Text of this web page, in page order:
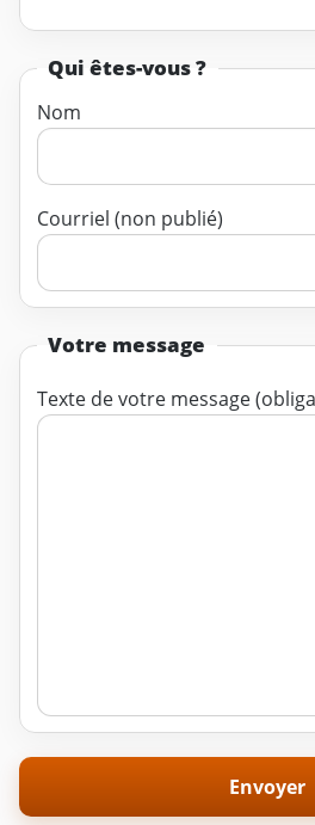
Qui êtes-vous ?
Nom
Courriel (non publié)
Votre message
Texte de votre